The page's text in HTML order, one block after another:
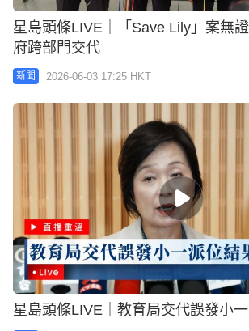
星島頭條LIVE｜「Save Lily」案無
府跨部門交代
新聞 2026-06-03 17:25 HKT
星島頭條LIVE｜教育局交代誤發小